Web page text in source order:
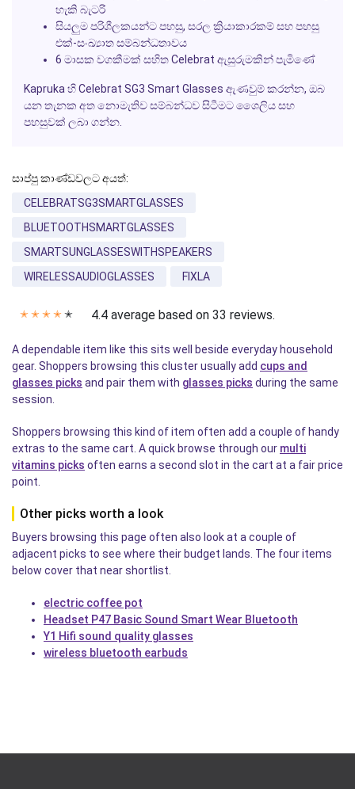
හැකි බැටරි
සියලුම පරිශීලකයන්ට පහසු, සරල ක්‍රියාකාරකම් සහ පහසු
එක්-සංඛ්‍යාත සම්බන්ධතාවය
6 මාසක වගකීමක් සහිත Celebrat ඇසුරුමකින් පැමිණේ
Kapruka හි Celebrat SG3 Smart Glasses ඇණවුම් කරන්න, ඔබ
යන තැනක අත නොමැතිව සම්බන්ධව සිටීමට ශෛලිය සහ
පහසුවක් ලබා ගන්න.
සාප්පු කාණ්ඩවලට අයත්:
CELEBRATSG3SMARTGLASSES
BLUETOOTHSMARTGLASSES
SMARTSUNGLASSESWITHSPEAKERS
WIRELESSAUDIOGLASSES
FIXLA
✭ ✭ ✭ ✭ ✭ 4.4 average based on 33 reviews.
A dependable item like this sits well beside everyday household
gear. Shoppers browsing this cluster usually add cups and
glasses picks and pair them with glasses picks during the same
session.
Shoppers browsing this kind of item often add a couple of handy
extras to the same cart. A quick browse through our multi
vitamins picks often earns a second slot in the cart at a fair price
point.
Other picks worth a look
Buyers browsing this page often also look at a couple of
adjacent picks to see where their budget lands. The four items
below cover that near shortlist.
electric coffee pot
Headset P47 Basic Sound Smart Wear Bluetooth
Y1 Hifi sound quality glasses
wireless bluetooth earbuds